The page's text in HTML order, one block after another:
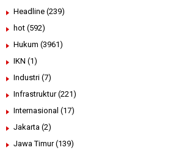
Headline (239)
hot (592)
Hukum (3961)
IKN (1)
Industri (7)
Infrastruktur (221)
Internasional (17)
Jakarta (2)
Jawa Timur (139)